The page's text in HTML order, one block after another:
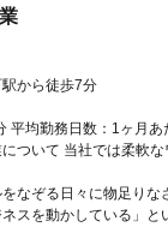
から徒歩7分
平均勤務日数：1ヶ月あ
ついて 当社では柔軟な
なぞる日々に物足りな
スを動かしている」と